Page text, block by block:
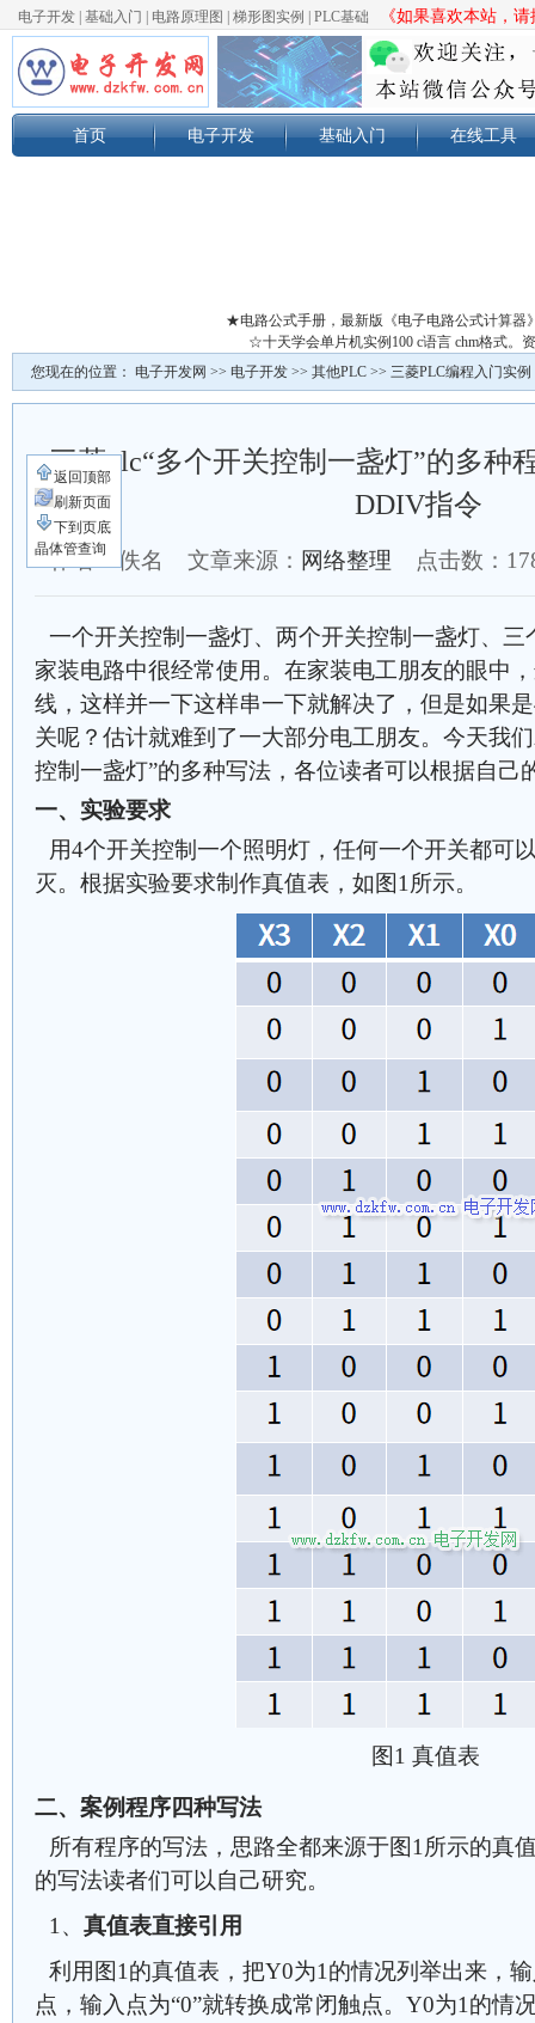
电子开发 基础入门 电路原理图 梯形图实例 PLC基础 《如果喜欢本站，
首页 电子开发 基础入门 在线工具
★电路公式手册，最新版《电子电路公式计算器
☆十天学会单片机实例100 c语言 chm格式。
您现在的位置： 电子开发网 >> 电子开发 >> 其他PLC >> 三菱PLC编程入门实例
三菱plc“多个开关控制一盏灯”的多种
DDIV指令
作者：佚名 文章来源： 网络整理 点击数：
一个开关控制一盏灯、两个开关控制一盏灯、
家装电路中很经常使用。在家装电工朋友的眼中
线，这样并一下这样串一下就解决了，但是如果
关呢？估计就难到了一大部分电工朋友。今天我
控制一盏灯”的多种写法，各位读者可以根据自己
一、实验要求
用4个开关控制一个照明灯，任何一个开关都可
灭。根据实验要求制作真值表，如图1所示。
图1 真值表
二、案例程序四种写法
所有程序的写法，思路全都来源于图1所示的真
的写法读者们可以自己研究。
1、 真值表直接引用
利用图1的真值表，把Y0为1的情况列举出来，
点，输入点为“0”就转换成常闭触点。Y0为1的情
返回顶部
刷新页面
下到页底
晶体管查询